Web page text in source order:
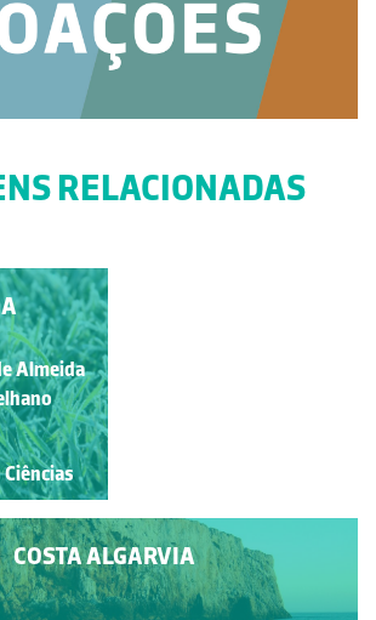
RELACIONADAS
Santos
COSTA ALGARVIA
Almeida